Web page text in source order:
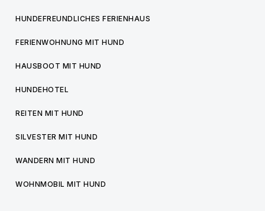
HUNDEFREUNDLICHES FERIENHAUS
FERIENWOHNUNG MIT HUND
HAUSBOOT MIT HUND
HUNDEHOTEL
REITEN MIT HUND
SILVESTER MIT HUND
WANDERN MIT HUND
WOHNMOBIL MIT HUND